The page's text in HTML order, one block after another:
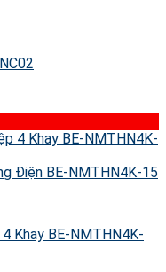
Khay BE-NMTHN4K-